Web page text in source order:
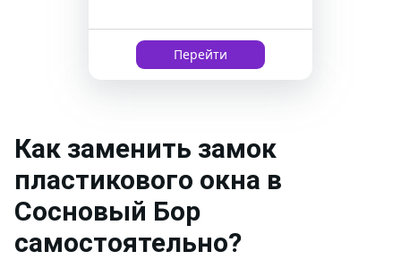
Перейти
Как заменить замок
пластикового окна в
Сосновый Бор
самостоятельно?